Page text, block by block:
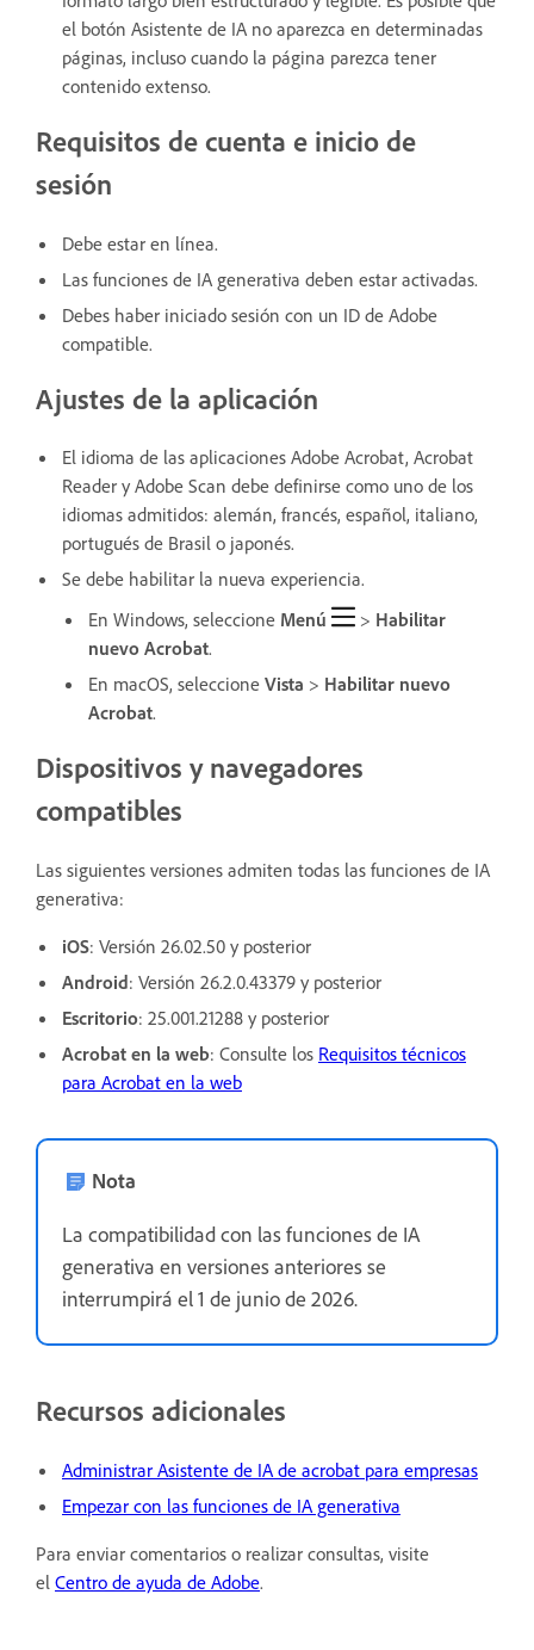
el botón Asistente de IA no aparezca en determinadas
páginas, incluso cuando la página parezca tener
contenido extenso.
Requisitos de cuenta e inicio de
sesión
Debe estar en línea.
Las funciones de IA generativa deben estar activadas.
Debes haber iniciado sesión con un ID de Adobe
compatible.
Ajustes de la aplicación
El idioma de las aplicaciones Adobe Acrobat, Acrobat
Reader y Adobe Scan debe definirse como uno de los
idiomas admitidos: alemán, francés, español, italiano,
portugués de Brasil o japonés.
Se debe habilitar la nueva experiencia.
En Windows, seleccione Menú > Habilitar
nuevo Acrobat.
En macOS, seleccione Vista > Habilitar nuevo
Acrobat.
Dispositivos y navegadores
compatibles
Las siguientes versiones admiten todas las funciones de IA
generativa:
iOS: Versión 26.02.50 y posterior
Android: Versión 26.2.0.43379 y posterior
Escritorio: 25.001.21288 y posterior
Acrobat en la web: Consulte los Requisitos técnicos
para Acrobat en la web
Nota
La compatibilidad con las funciones de IA
generativa en versiones anteriores se
interrumpirá el 1 de junio de 2026.
Recursos adicionales
Administrar Asistente de IA de acrobat para empresas
Empezar con las funciones de IA generativa
Para enviar comentarios o realizar consultas, visite
el Centro de ayuda de Adobe.